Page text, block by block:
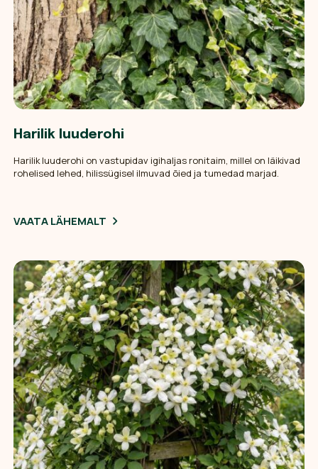
Harilik luuderohi
Harilik luuderohi on vastupidav igihaljas ronitaim, millel on läikivad
rohelised lehed, hilissügisel ilmuvad õied ja tumedad marjad.
VAATA LÄHEMALT